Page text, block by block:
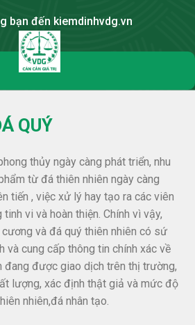
bạn đến kiemdinhvdg.vn
QUÝ
thủy ngày càng phát triển, nhu
từ đá thiên nhiên ngày càng
tiến , việc xử lý hay tạo ra các viên
vi và hoàn thiện. Chính vì vậy,
và đá quý thiên nhiên có sứ
và cung cấp thông tin chính xác về
đang được giao dịch trên thị trường,
lượng, xác định thật giả và mức độ
nhiên,đá nhân tạo.